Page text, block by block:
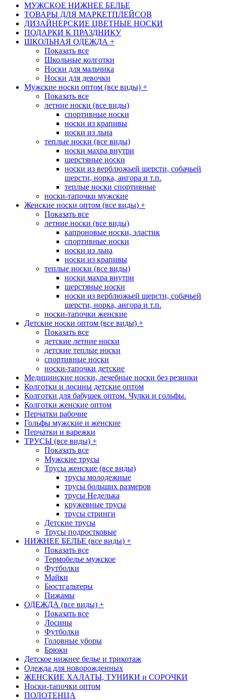
МУЖСКОЕ НИЖНЕЕ БЕЛЬЕ
ТОВАРЫ ДЛЯ МАРКЕТПЛЕЙСОВ
ДИЗАЙНЕРСКИЕ ЦВЕТНЫЕ НОСКИ
ПОДАРКИ К ПРАЗДНИКУ
ШКОЛЬНАЯ ОДЕЖДА +
Показать все
Школьные колготки
Носки для мальчика
Носки для девочки
Мужские носки оптом (все виды) +
Показать все
летние носки (все виды)
спортивные носки
носки из крапивы
носки из льна
теплые носки (все виды)
носки махра внутри
шерстяные носки
носки из верблюжьей шерсти, собачьей
шерсти, норка, ангора и т.п.
теплые носки спортивные
носки-тапочки мужские
Женские носки оптом (все виды) +
Показать все
летние носки (все виды)
капроновые носки, эластик
спортивные носки
носки из льна
носки из крапивы
теплые носки (все виды)
носки махра внутри
шерстяные носки
носки из верблюжьей шерсти, собачьей
шерсти, норка, ангора и т.п.
носки-тапочки женские
Детские носки оптом (все виды) +
Показать все
детские летние носки
детские теплые носки
спортивные носки
носки-тапочки детские
Медицинские носки, лечебные носки без резинки
Колготки и лосины детские оптом
Колготки для бабушек оптом. Чулки и гольфы.
Колготки женские оптом
Перчатки рабочие
Гольфы мужские и женские
Перчатки и варежки
ТРУСЫ (все виды) +
Показать все
Мужские трусы
Трусы женские (все виды)
трусы молодежные
трусы больших размеров
трусы Неделька
кружевные трусы
трусы стринги
Детские трусы
Трусы подростковые
НИЖНЕЕ БЕЛЬЕ (все виды) +
Показать все
Термобелье мужское
Футболки
Майки
Бюстгальтеры
Пижамы
ОДЕЖДА (все виды) +
Показать все
Лосины
Футболки
Головные уборы
Брюки
Детское нижнее белье и трикотаж
Одежда для новорожденных
ЖЕНСКИЕ ХАЛАТЫ, ТУНИКИ и СОРОЧКИ
Носки-тапочки оптом
ПОЛОТЕНЦА